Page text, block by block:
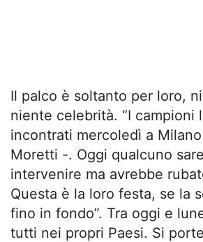
Il palco è soltanto per loro,
niente celebrità. “I campioni
incontrati mercoledì a
Moretti -. Oggi qualcuno
intervenire ma avrebbe
Questa è la loro festa, se la
fino in fondo”. Tra oggi e
tutti nei propri Paesi. Si